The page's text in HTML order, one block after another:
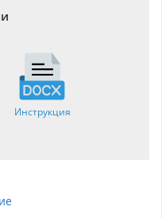
Инструкция